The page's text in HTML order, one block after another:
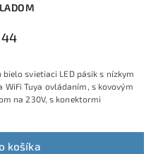
košíka
svietiaci LED pásik s nízkym
WiFi Tuya ovládaním, s kovovým
na 230V, s konektormi